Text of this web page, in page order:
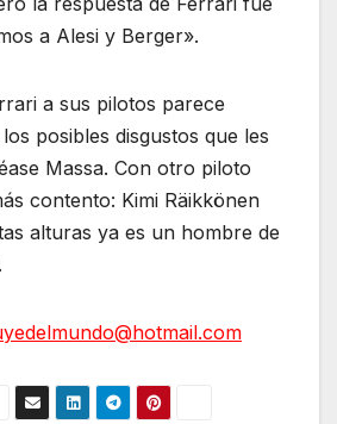
a Alesi y Berger».
a sus pilotos parece
posibles disgustos que les
Massa. Con otro piloto
contento: Kimi Räikkönen
alturas ya es un hombre de